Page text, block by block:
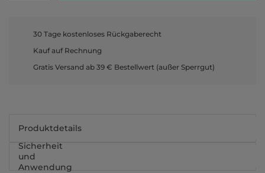
30 Tage kostenloses Rückgaberecht
Kauf auf Rechnung
Gratis Versand ab 39 € Bestellwert (außer Sperrgut)
Produktdetails
Sicherheit
und
Anwendung